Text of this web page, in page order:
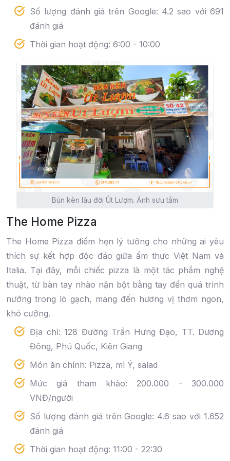
Số lượng đánh giá trên Google: 4.2 sao với 691
đánh giá
Thời gian hoạt động: 6:00 - 10:00
Bún kèn lâu đời Út Lượm. Ảnh sưu tầm
The Home Pizza
The Home Pizza điểm hẹn lý tưởng cho những ai yêu
thích sự kết hợp độc đáo giữa ẩm thực Việt Nam và
Italia. Tại đây, mỗi chiếc pizza là một tác phẩm nghệ
thuật, từ bàn tay nhào nặn bột bằng tay đến quá trình
nướng trong lò gạch, mang đến hương vị thơm ngon,
khó cưỡng.
Địa chỉ: 128 Đường Trần Hưng Đạo, TT. Dương
Đông, Phú Quốc, Kiên Giang
Món ăn chính: Pizza, mì Ý, salad
Mức giá tham khảo: 200.000 - 300.000
VNĐ/người
Số lượng đánh giá trên Google: 4.6 sao với 1.652
đánh giá
Thời gian hoạt động: 11:00 - 22:30